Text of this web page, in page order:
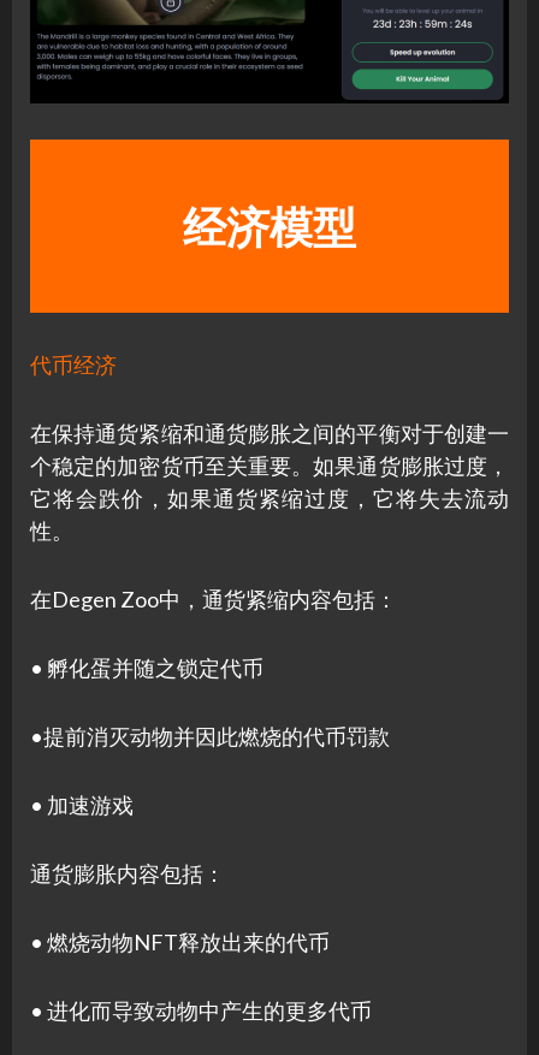
经济模型
代币经济
在保持通货紧缩和通货膨胀之间的平衡对于创建一
个稳定的加密货币至关重要。如果通货膨胀过度，
它将会跌价，如果通货紧缩过度，它将失去流动
性。
在Degen Zoo中，通货紧缩内容包括：
• 孵化蛋并随之锁定代币
•提前消灭动物并因此燃烧的代币罚款
• 加速游戏
通货膨胀内容包括：
• 燃烧动物NFT释放出来的代币
• 进化而导致动物中产生的更多代币